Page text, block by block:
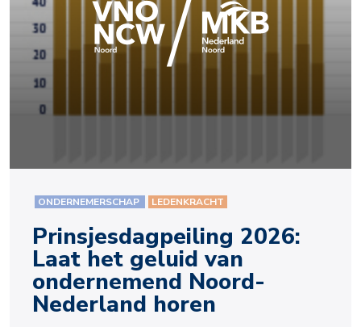
ONDERNEMERSCHAP LEDENKRACHT
Prinsjesdagpeiling 2026:
Laat het geluid van
ondernemend Noord-
Nederland horen